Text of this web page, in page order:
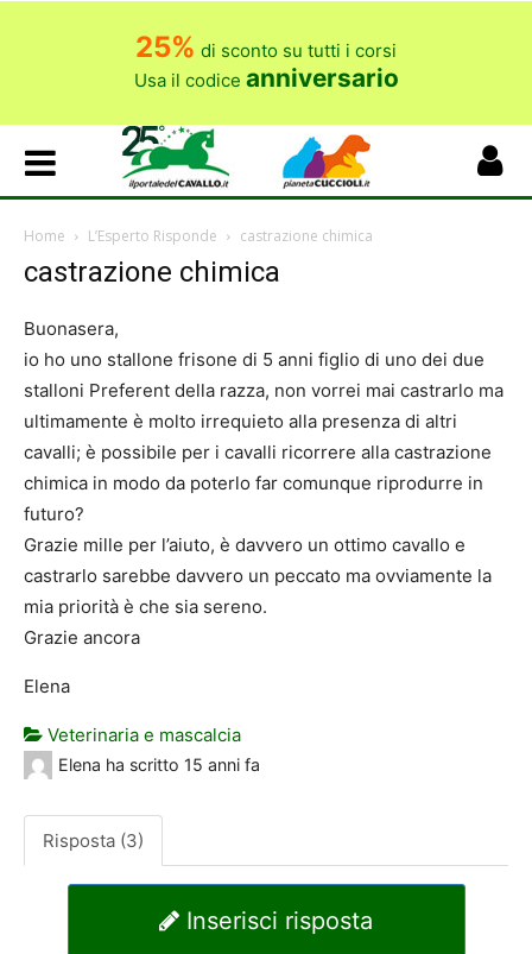
25% di sconto su tutti i corsi
Usa il codice anniversario
Home L’Esperto Risponde castrazione chimica
castrazione chimica
Buonasera,
io ho uno stallone frisone di 5 anni figlio di uno dei due
stalloni Preferent della razza, non vorrei mai castrarlo ma
ultimamente è molto irrequieto alla presenza di altri
cavalli; è possibile per i cavalli ricorrere alla castrazione
chimica in modo da poterlo far comunque riprodurre in
futuro?
Grazie mille per l’aiuto, è davvero un ottimo cavallo e
castrarlo sarebbe davvero un peccato ma ovviamente la
mia priorità è che sia sereno.
Grazie ancora
Elena
Veterinaria e mascalcia
Elena ha scritto 15 anni fa
Risposta (3)
Inserisci risposta